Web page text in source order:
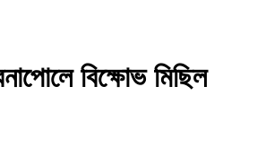
বিক্ষোভ মিছিল